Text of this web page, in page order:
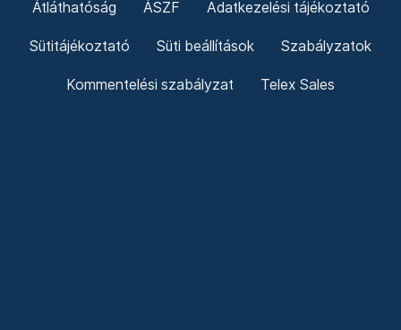
Átláthatóság ÁSZF Adatkezelési tájékoztató
Sütitájékoztató Süti beállítások Szabályzatok
Kommentelési szabályzat Telex Sales